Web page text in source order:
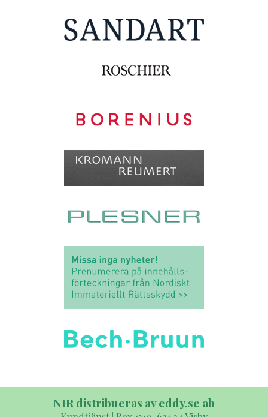
NIR distribueras av eddy.se ab